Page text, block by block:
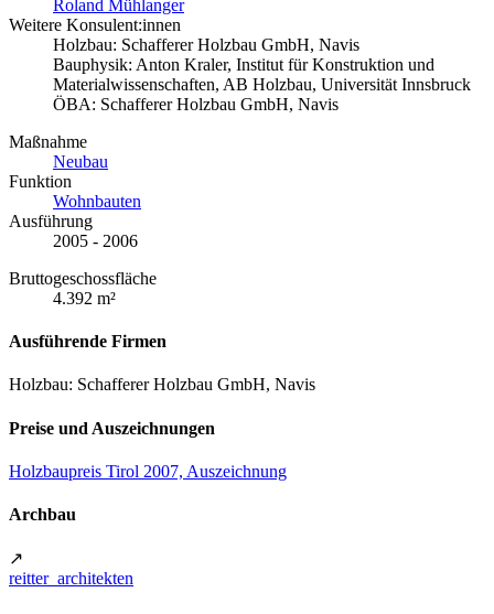
Roland Mühlanger
Weitere Konsulent:innen
Holzbau: Schafferer Holzbau GmbH, Navis
Bauphysik: Anton Kraler, Institut für Konstruktion und
Materialwissenschaften, AB Holzbau, Universität Innsbruck
ÖBA: Schafferer Holzbau GmbH, Navis
Maßnahme
Neubau
Funktion
Wohnbauten
Ausführung
2005 - 2006
Bruttogeschossfläche
4.392 m²
Ausführende Firmen
Holzbau: Schafferer Holzbau GmbH, Navis
Preise und Auszeichnungen
Holzbaupreis Tirol 2007, Auszeichnung
Archbau
↗
reitter_architekten